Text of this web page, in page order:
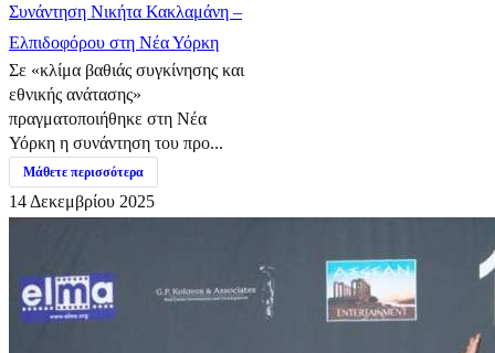
Συνάντηση Νικήτα Κακλαμάνη –
Ελπιδοφόρου στη Νέα Υόρκη
Σε «κλίμα βαθιάς συγκίνησης και
εθνικής ανάτασης»
πραγματοποιήθηκε στη Νέα
Υόρκη η συνάντηση του προ...
Μάθετε περισσότερα
14 Δεκεμβρίου 2025